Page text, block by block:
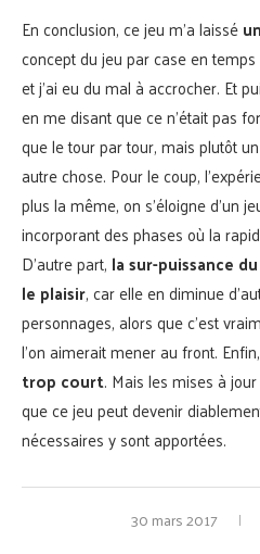
En conclusion, ce jeu m’a laissé
concept du jeu par case en
et j’ai eu du mal à accrocher. Et
en me disant que ce n’était pas
que le tour par tour, mais plutôt
autre chose. Pour le coup,
plus la même, on s’éloigne d’un
incorporant des phases où la
D’autre part, la sur-puissance
le plaisir, car elle en diminue
personnages, alors que c’est
l’on aimerait mener au front. Enfin,
trop court. Mais les mises à
que ce jeu peut devenir
nécessaires y sont apportées.
30 mars 2017